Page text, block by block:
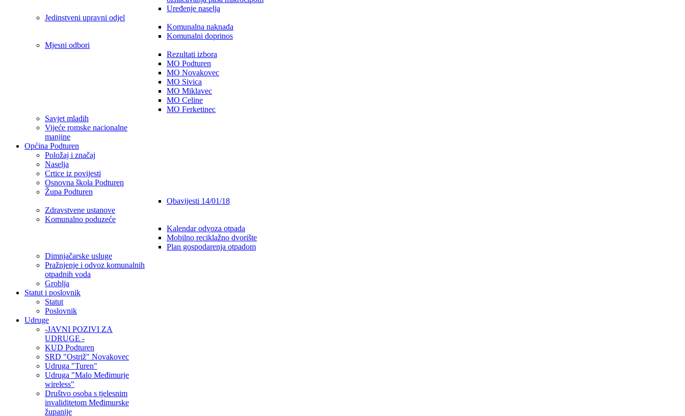
Uređenje naselja
Jedinstveni upravni odjel
Komunalna naknada
Komunalni doprinos
Mjesni odbori
Rezultati izbora
MO Podturen
MO Novakovec
MO Sivica
MO Miklavec
MO Celine
MO Ferketinec
Savjet mladih
Vijeće romske nacionalne
manjine
Općina Podturen
Položaj i značaj
Naselja
Crtice iz povijesti
Osnovna škola Podturen
Župa Podturen
Obavijesti 14/01/18
Zdravstvene ustanove
Komunalno poduzeće
Kalendar odvoza otpada
Mobilno reciklažno dvorište
Plan gospodarenja otpadom
Dimnjačarske usluge
Pražnjenje i odvoz komunalnih
otpadnih voda
Groblja
Statut i poslovnik
Statut
Poslovnik
Udruge
-JAVNI POZIVI ZA
UDRUGE -
KUD Podturen
SRD "Ostriž" Novakovec
Udruga "Turen"
Udruga "Malo Međimurje
wireless"
Društvo osoba s tjelesnim
invaliditetom Međimurske
županije